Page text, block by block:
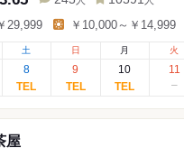
29,999 ￥10,000～￥14,999
土
8
日
9
月
10
火
11
屋